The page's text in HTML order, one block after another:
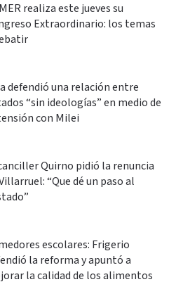
realiza este jueves su
Extraordinario: los temas
defendió una relación entre
“sin ideologías” en medio de
con Milei
Quirno pidió la renuncia
“Que dé un paso al
escolares: Frigerio
la reforma y apuntó a
la calidad de los alimentos